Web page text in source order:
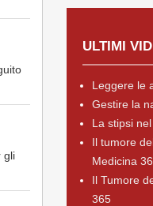
gli
ULTIMI
Leggere le
Gestire la
La stipsi
Il tumore
Medicina
Il Tumore
365